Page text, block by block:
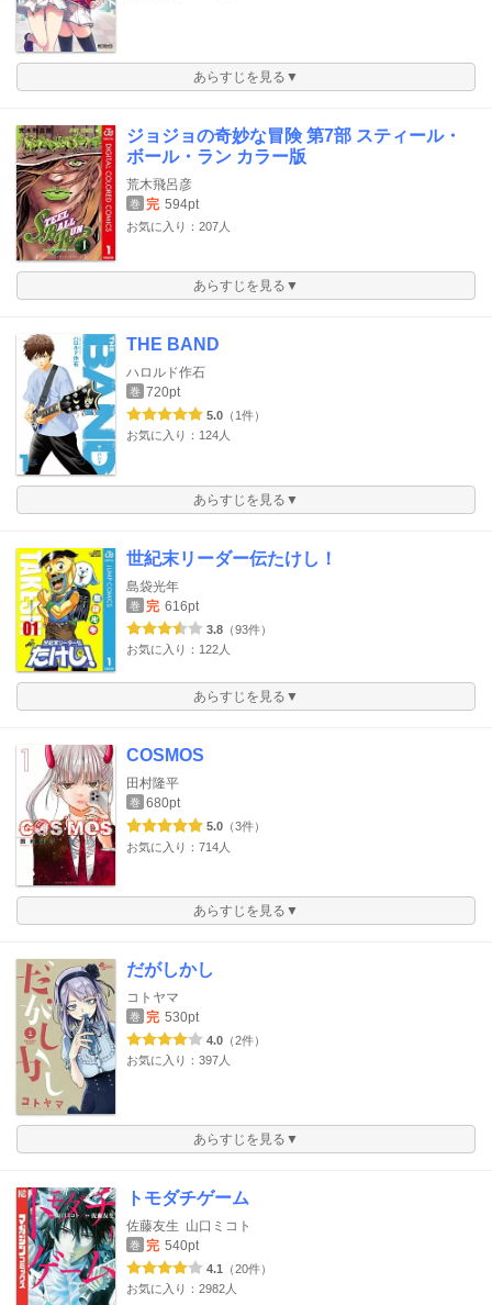
あらすじを見る▼
ジョジョの奇妙な冒険 第7部 スティール・
ボール・ラン カラー版
荒木飛呂彦
巻 完 594pt
お気に入り：207人
あらすじを見る▼
THE BAND
ハロルド作石
巻 720pt
5.0 （1件）
お気に入り：124人
あらすじを見る▼
世紀末リーダー伝たけし！
島袋光年
巻 完 616pt
3.8 （93件）
お気に入り：122人
あらすじを見る▼
COSMOS
田村隆平
巻 680pt
5.0 （3件）
お気に入り：714人
あらすじを見る▼
だがしかし
コトヤマ
巻 完 530pt
4.0 （2件）
お気に入り：397人
あらすじを見る▼
トモダチゲーム
佐藤友生 山口ミコト
巻 完 540pt
4.1
（20件）
お気に入り：2982人